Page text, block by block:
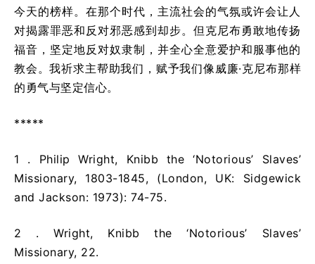
今天的榜样。在那个时代，主流社会的气氛或许会让人
对揭露罪恶和反对邪恶感到却步。但克尼布勇敢地传扬
福音，坚定地反对奴隶制，并全心全意爱护和服事他的
教会。我祈求主帮助我们，赋予我们像威廉·克尼布那样
的勇气与坚定信心。
*****
1 . Philip Wright, Knibb the ‘Notorious’ Slaves’
Missionary, 1803-1845, (London, UK: Sidgewick
and Jackson: 1973): 74-75.
2 . Wright, Knibb the ‘Notorious’ Slaves’
Missionary, 22.